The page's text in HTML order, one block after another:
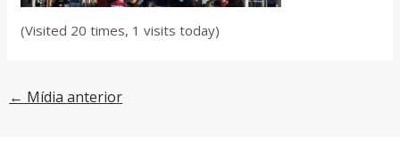
(Visited 20 times, 1 visits today)
← Mídia anterior